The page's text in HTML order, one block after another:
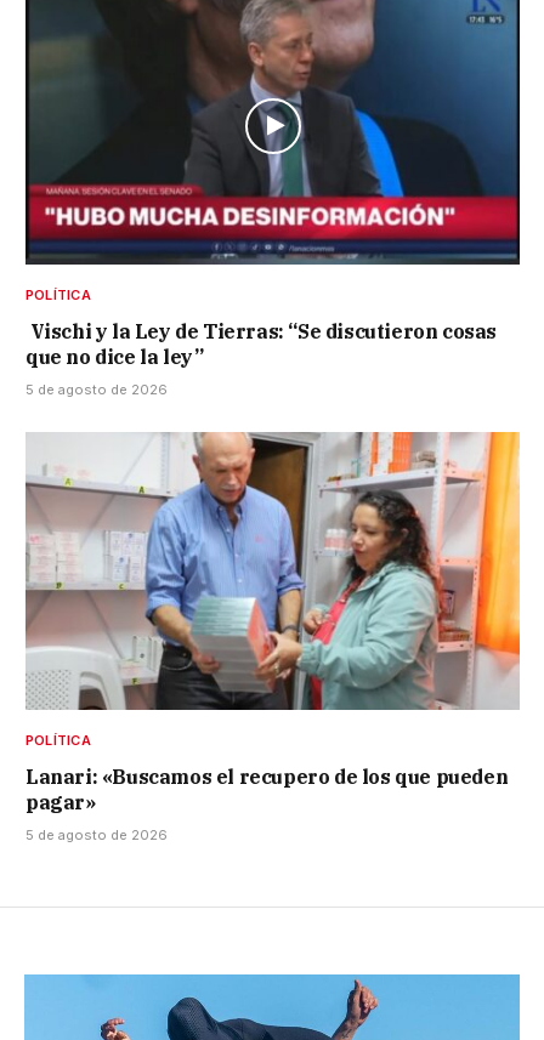
POLÍTICA
Vischi y la Ley de Tierras: “Se discutieron cosas
que no dice la ley”
5 de agosto de 2026
POLÍTICA
Lanari: «Buscamos el recupero de los que pueden
pagar»
5 de agosto de 2026